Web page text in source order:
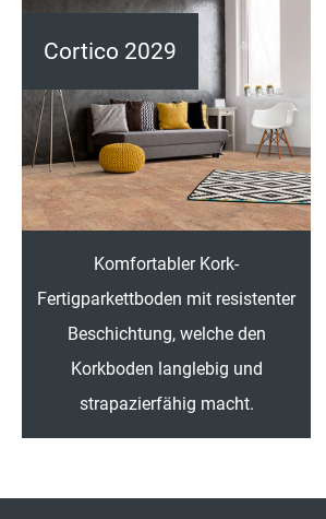
Cortico 2029
Komfortabler Kork-
Fertigparkettboden mit resistenter
Beschichtung, welche den
Korkboden langlebig und
strapazierfähig macht.